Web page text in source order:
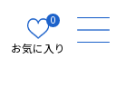
0
お気に入り